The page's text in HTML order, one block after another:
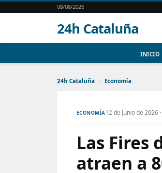
08/08/2026
24h Cataluña
INICIO
24h Cataluña › Economía
ECONOMÍA12 de Junio de 2026
Las Fires
atraen a